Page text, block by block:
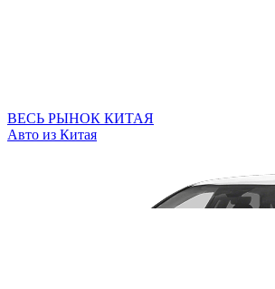
ВЕСЬ РЫНОК КИТАЯ
Авто из Китая